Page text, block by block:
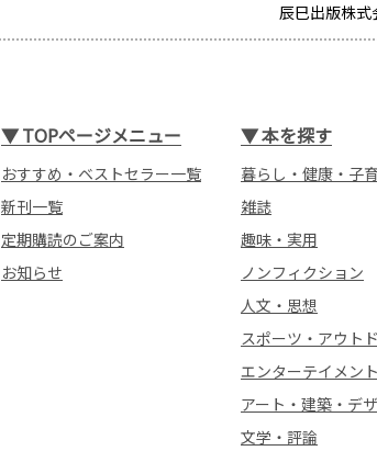
辰巳出版株
▼TOPページメニュー
おすすめ・ベストセラー一覧
新刊一覧
定期購読のご案内
お知らせ
▼本を探す
暮らし・健康・子
雑誌
趣味・実用
ノンフィクション
人文・思想
スポーツ・アウト
エンターテイメント
アート・建築・デ
文学・評論